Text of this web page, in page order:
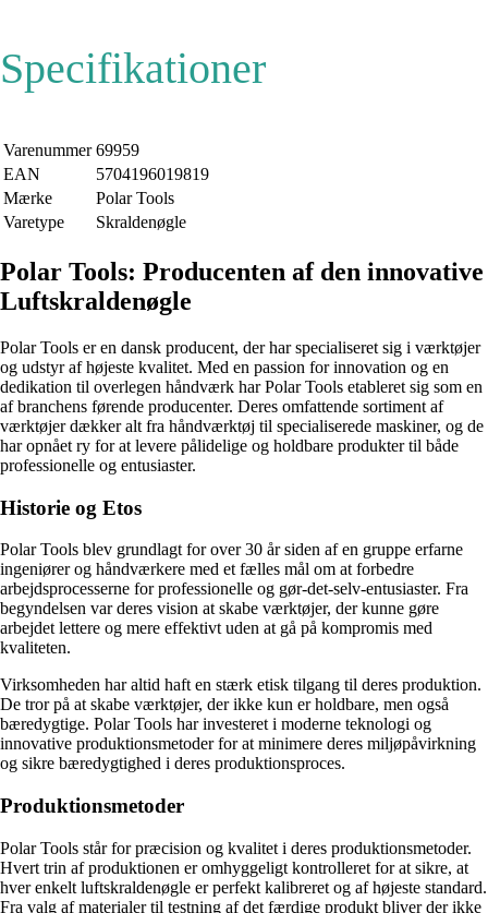
Specifikationer
Varenummer 69959
EAN
5704196019819
Mærke
Polar Tools
Varetype
Skraldenøgle
Polar Tools: Producenten af den innovative
Luftskraldenøgle
Polar Tools er en dansk producent, der har specialiseret sig i værktøjer
og udstyr af højeste kvalitet. Med en passion for innovation og en
dedikation til overlegen håndværk har Polar Tools etableret sig som en
af branchens førende producenter. Deres omfattende sortiment af
værktøjer dækker alt fra håndværktøj til specialiserede maskiner, og de
har opnået ry for at levere pålidelige og holdbare produkter til både
professionelle og entusiaster.
Historie og Etos
Polar Tools blev grundlagt for over 30 år siden af en gruppe erfarne
ingeniører og håndværkere med et fælles mål om at forbedre
arbejdsprocesserne for professionelle og gør-det-selv-entusiaster. Fra
begyndelsen var deres vision at skabe værktøjer, der kunne gøre
arbejdet lettere og mere effektivt uden at gå på kompromis med
kvaliteten.
Virksomheden har altid haft en stærk etisk tilgang til deres produktion.
De tror på at skabe værktøjer, der ikke kun er holdbare, men også
bæredygtige. Polar Tools har investeret i moderne teknologi og
innovative produktionsmetoder for at minimere deres miljøpåvirkning
og sikre bæredygtighed i deres produktionsproces.
Produktionsmetoder
Polar Tools står for præcision og kvalitet i deres produktionsmetoder.
Hvert trin af produktionen er omhyggeligt kontrolleret for at sikre, at
hver enkelt luftskraldenøgle er perfekt kalibreret og af højeste standard.
Fra valg af materialer til testning af det færdige produkt bliver der ikke